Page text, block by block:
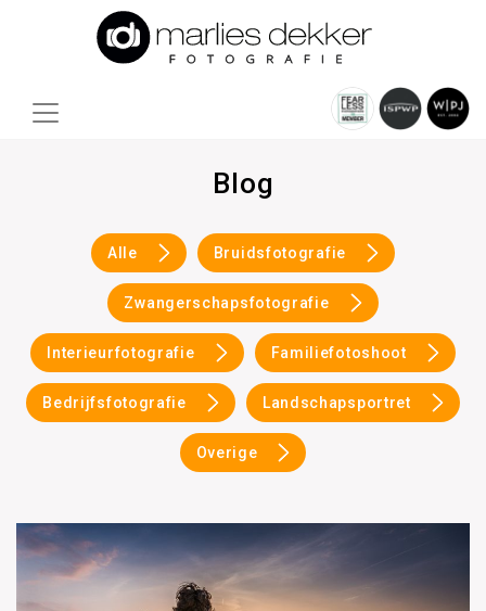
Blog
Alle Bruidsfotografie
Zwangerschapsfotografie
Interieurfotografie Familiefotoshoot
Bedrijfsfotografie Landschapsportret
Overige